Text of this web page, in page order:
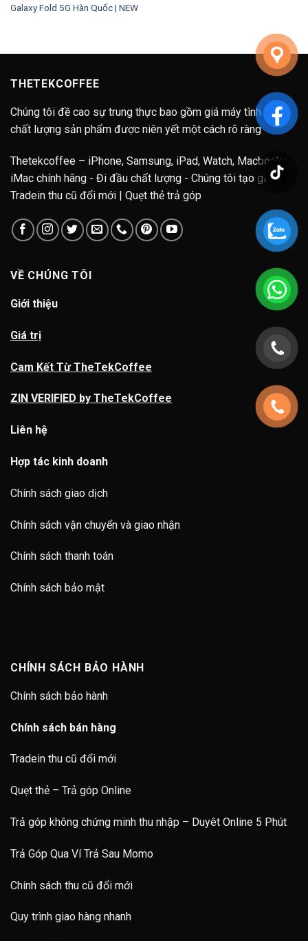
Galaxy Fold 5G Hàn Quốc | NEW
THETEKCOFFEE
Chúng tôi đề cao sự trung thực bao gồm giá máy tình trạng
chất lượng sản phẩm được niên yết một cách rõ ràng
Thetekcoffee – iPhone, Samsung, iPad, Watch, Macbook,
iMac chính hãng - Đi đầu chất lượng - Chúng tôi tạo giá trị.
Tradein thu cũ đổi mới | Quẹt thẻ trả góp
VỀ CHÚNG TÔI
Giới thiệu
Giá trị
Cam Kết Từ TheTekCoffee
ZIN VERIFIED by TheTekCoffee
Liên hệ
Hợp tác kinh doanh
Chính sách giao dịch
Chính sách vận chuyển và giao nhận
Chính sách thanh toán
Chính sách bảo mật
CHÍNH SÁCH BẢO HÀNH
Chính sách bảo hành
Chính sách bán hàng
Tradein thu cũ đổi mới
Quẹt thẻ – Trả góp Online
Trả góp không chứng minh thu nhập – Duyêt Online 5 Phút
Trả Góp Qua Ví Trả Sau Momo
Chính sách thu cũ đổi mới
Quy trình giao hàng nhanh